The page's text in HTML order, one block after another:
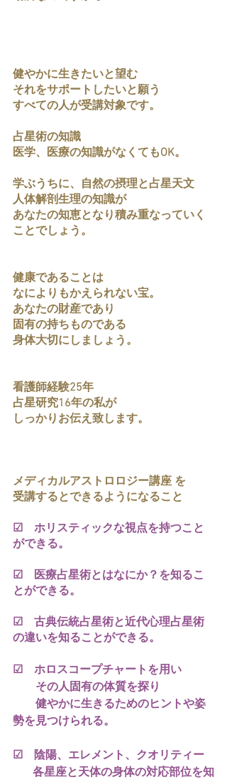
健やかに生きたいと望む
それをサポートしたいと願う
すべての人が受講対象です。
占星術の知識
医学、医療の知識がなくてもOK。
学ぶうちに、自然の摂理と占星天文
人体解剖生理の知識が
あなたの知恵となり積み重なっていく
ことでしょう。
健康であることは
なによりもかえられない宝。
あなたの財産であり
固有の持ちものである
身体大切にしましょう。
看護師経験25年
占星研究16年の私が
しっかりお伝え致します。
メディカルアストロロジー講座 を
受講するとできるようになること
☑　ホリスティックな視点を持つこと
ができる。
☑　医療占星術とはなにか？を知るこ
とができる。
☑　古典伝統占星術と近代心理占星術
の違いを知ることができる。
☑　ホロスコープチャートを用い
その人固有の体質を探り
健やかに生きるためのヒントや姿
勢を見つけられる。
☑　陰陽、エレメント、クオリティー
各星座と天体の身体の対応部位を知